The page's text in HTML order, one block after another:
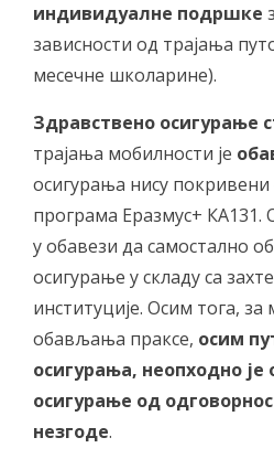
индивидуалне подршке
зависности од трајања
месечне школарине).
Здравствено осигурање
трајања мобилности је
осигурања нису
програма Еразмус+ КА131.
у обавези да самостално
осигурање у складу са
институције. Осим тога, за
обављања праксе, осим
осигурања, неопходно
осигурање од
незгоде.